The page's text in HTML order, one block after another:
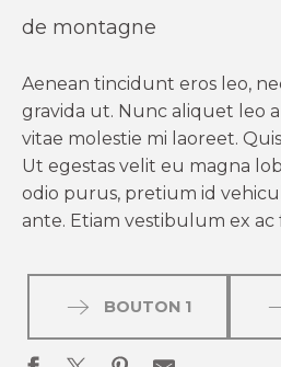
de montagne
Aenean tincidunt eros leo,
gravida ut. Nunc aliquet leo
vitae molestie mi laoreet.
Ut egestas velit eu magna
odio purus, pretium id
ante. Etiam vestibulum ex ac
BOUTON 1